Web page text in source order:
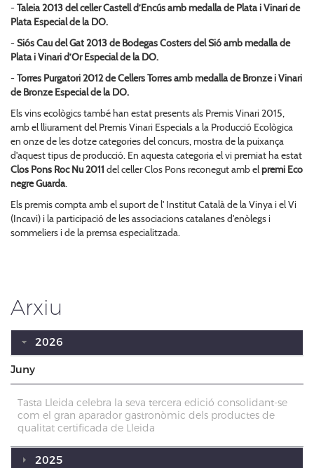
-Taleia 2013 del celler Castell d’Encús amb medalla de Plata i Vinari de
Plata Especial de la DO.
-Siós Cau del Gat 2013 de Bodegas Costers del Sió amb medalla de
Plata i Vinari d’Or Especial de la DO.
-Torres Purgatori 2012 de Cellers Torres amb medalla de Bronze i Vinari
de Bronze Especial de la DO.
Els vins ecològics també han estat presents als Premis Vinari 2015,
amb el lliurament del Premis Vinari Especials a la Producció Ecològica
en onze de les dotze categories del concurs, mostra de la puixança
d'aquest tipus de producció. En aquesta categoria el vi premiat ha estat
Clos Pons Roc Nu 2011 del celler Clos Pons reconegut amb elpremi Eco
negre Guarda.
Els premis compta amb el suport de l' Institut Català de la Vinya i el Vi
(Incavi) i la participació de les associacions catalanes d'enòlegs i
sommeliers i de la premsa especialitzada.
Arxiu
2026
Juny
Tasta Lleida celebra la seva tercera edició consolidant-se
com el gran aparador gastronòmic dels productes de
qualitat certificada de Lleida
2025